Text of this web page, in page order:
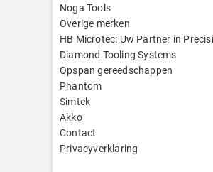
Noga Tools
Overige merken
HB Microtec: Uw Partner in
Diamond Tooling Systems
Opspan gereedschappen
Phantom
Simtek
Akko
Contact
Privacyverklaring